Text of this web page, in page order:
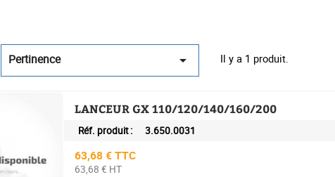
Pertinence  Il y a 1 produit.
LANCEUR GX 110/120/140/160/200
Réf. produit : 3.650.0031
Prix
63,68 € TTC
63,68 € HT